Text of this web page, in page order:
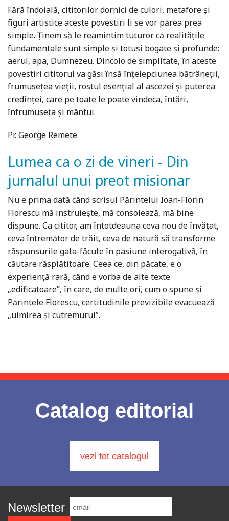
Fără îndoială, cititorilor dornici de culori, metafore și
figuri artistice aceste povestiri li se vor părea prea
simple. Ținem să le reamintim tuturor că realitățile
fundamentale sunt simple și totuși bogate și profunde:
aerul, apa, Dumnezeu. Dincolo de simplitate, în aceste
povestiri cititorul va găsi însă înțelepciunea bătrâneții,
frumusețea vieții, rostul esențial al ascezei și puterea
credinței, care pe toate le poate vindeca, întări,
înfrumuseța și mântui.
Pr. George Remete
Lumea ca o zi de vineri - Din
jurnalul unui preot misionar
Nu e prima dată când scrisul Părintelui Ioan-Florin
Florescu mă instruiește, mă consolează, mă bine
dispune. Ca cititor, am întotdeauna ceva nou de învățat,
ceva întremător de trăit, ceva de natură să transforme
răspunsurile gata-făcute în pasiune interogativă, în
căutare răsplătitoare. Ceea ce, din păcate, e o
experiență rară, când e vorba de alte texte
„edificatoare”, în care, de multe ori, cum o spune și
Părintele Florescu, certitudinile previzibile evacuează
„uimirea și cutremurul”.
Catalog editorial
vezi tot catalogul
Newsletter